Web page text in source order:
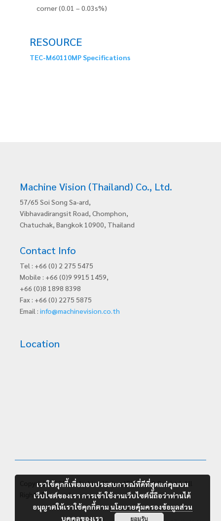
corner (0.01 – 0.03s%)
RESOURCE
TEC-M60110MP Specifications
Machine Vision (Thailand) Co., Ltd.
57/65 Soi Song Sa-ard,
Vibhavadirangsit Road, Chomphon,
Chatuchak, Bangkok 10900, Thailand
Contact Info
Tel : +66 (0) 2 275 5475
Mobile : +66 (0)9 9915 1459,
+66 (0)8 1898 8398
Fax : +66 (0) 2275 5875
Email : info@machinevision.co.th
Location
Copyright ©2026 Machine Vision (Thailand) Co., Ltd. All
Rights Reserved.
เราใช้คุกกี้เพื่อมอบประสบการณ์ที่ดีที่สุดแก่คุณบน
เว็บไซต์ของเรา การเข้าใช้งานเว็บไซต์นี้ถือว่าท่านได้
อนุญาตให้เราใช้คุกกี้ตาม นโยบายคุ้มครองข้อมูลส่วน
บุคคลของเรา
ยอมรับ